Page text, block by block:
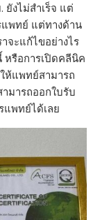
ยังไม่สำเร็จ แต่
แพทย์ แต่ทางด้าน
จะแก้ไขอย่างไร
หรือการเปิดคลีนิค
ห้แพทย์สามารถ
มารถออกใบรับ
แพทย์ได้เลย